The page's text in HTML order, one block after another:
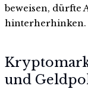
beweisen, dürfte
hinterherhinken.
und